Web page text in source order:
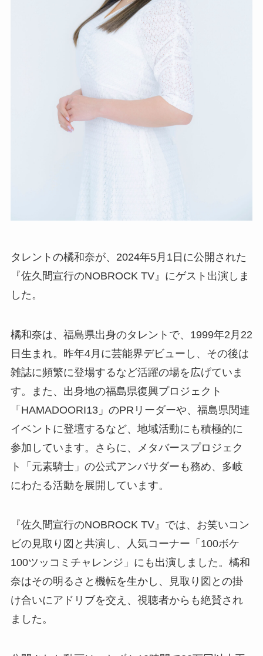
タレントの橘和奈が、2024年5月1日に公開された
『佐久間宣行のNOBROCK TV』にゲスト出演しま
した。
橘和奈は、福島県出身のタレントで、1999年2月22
日生まれ。昨年4月に芸能界デビューし、その後は
雑誌に頻繁に登場するなど活躍の場を広げていま
す。また、出身地の福島県復興プロジェクト
「HAMADOORI13」のPRリーダーや、福島県関連
イベントに登壇するなど、地域活動にも積極的に
参加しています。さらに、メタバースプロジェク
ト「元素騎士」の公式アンバサダーも務め、多岐
にわたる活動を展開しています。
『佐久間宣行のNOBROCK TV』では、お笑いコン
ビの見取り図と共演し、人気コーナー「100ボケ
100ツッコミチャレンジ」にも出演しました。橘和
奈はその明るさと機転を生かし、見取り図との掛
け合いにアドリブを交え、視聴者からも絶賛され
ました。